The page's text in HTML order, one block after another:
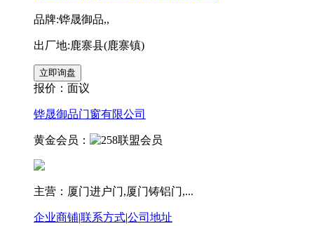
品牌:铧晟御品,,
出厂地:鹿寨县(鹿寨镇)
报价： 面议
铧晟御品门窗有限公司
黄金会员：
主营：厦门进户门,厦门铸铝门,...
企业商铺|联系方式|公司地址